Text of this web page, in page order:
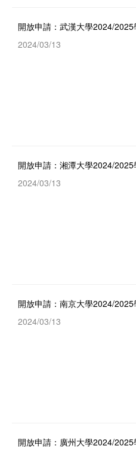
開放申請：武漢大學2024/2025
2024/03/13
開放申請：湘潭大學2024/
2024/03/13
開放申請：南京大學2024/
2024/03/13
開放申請：廣州大學2024/